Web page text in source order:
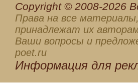
Сopyright © 2008-2026
Права на все
принадлежат их
Ваши вопросы и
poet.ru
Информация для